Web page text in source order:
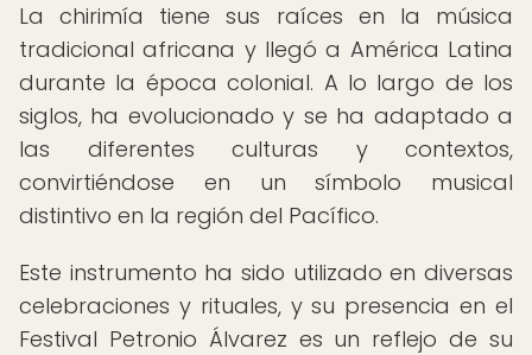
La chirimía tiene sus raíces en la música
tradicional africana y llegó a América Latina
durante la época colonial. A lo largo de los
siglos, ha evolucionado y se ha adaptado a
las diferentes culturas y contextos,
convirtiéndose en un símbolo musical
distintivo en la región del Pacífico.
Este instrumento ha sido utilizado en diversas
celebraciones y rituales, y su presencia en el
Festival Petronio Álvarez es un reflejo de su